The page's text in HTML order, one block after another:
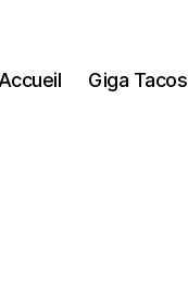
Accueil Giga Tacos